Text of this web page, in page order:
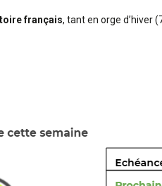
français, tant en orge d’hiver